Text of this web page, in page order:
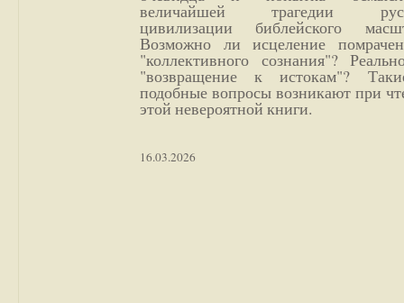
величайшей трагедии
цивилизации библейского
Возможно ли исцеление
"коллективного сознания"?
"возвращение к истокам"?
подобные вопросы возникают при
этой невероятной книги.
16.03.2026